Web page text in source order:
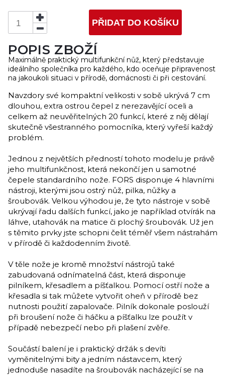
PŘIDAT DO KOŠÍKU
POPIS ZBOŽÍ
Maximálně praktický multifunkční nůž, který představuje
ideálního společníka pro každého, kdo oceňuje připravenost
na jakoukoli situaci v přírodě, domácnosti či při cestování.
Navzdory své kompaktní velikosti v sobě ukrývá 7 cm
dlouhou, extra ostrou čepel z nerezavějící oceli a
celkem až neuvěřitelných 20 funkcí, které z něj dělají
skutečně všestranného pomocníka, který vyřeší každý
problém.
Jednou z největších předností tohoto modelu je právě
jeho multifunkčnost, která nekončí jen u samotné
čepele standardního nože. FORS disponuje 4 hlavními
nástroji, kterými jsou ostrý nůž, pilka, nůžky a
šroubovák. Velkou výhodou je, že tyto nástroje v sobě
ukrývají řadu dalších funkcí, jako je například otvírák na
láhve, utahovák na matice či plochý šroubovák. Už jen
s těmito prvky jste schopni čelit téměř všem nástrahám
v přírodě či každodenním životě.
V těle nože je kromě množství nástrojů také
zabudovaná odnímatelná část, která disponuje
pilníkem, křesadlem a píšťalkou. Pomocí ostří nože a
křesadla si tak můžete vytvořit oheň v přírodě bez
nutnosti použití zapalovače. Pilník dokonale poslouží
při broušení nože či háčku a píšťalku lze použít v
případě nebezpečí nebo při plašení zvěře.
Součástí balení je i praktický držák s devíti
vyměnitelnými bity a jedním nástavcem, který
jednoduše nasadíte na šroubovák nacházející se na